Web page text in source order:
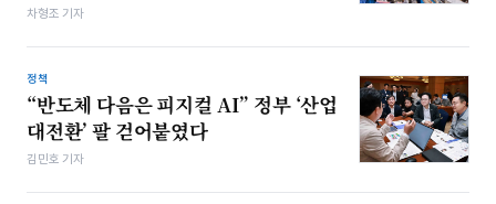
차형조 기자
정책
“반도체 다음은 피지컬 AI” 정부 ‘산업
대전환’ 팔 걷어붙였다
김민호 기자